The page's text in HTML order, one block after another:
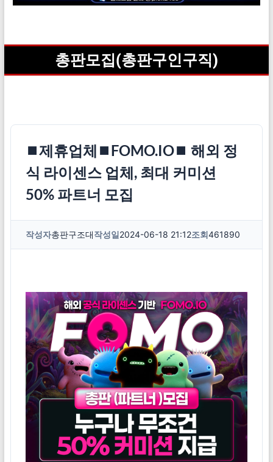
총판모집(총판구인구직)
⏹제휴업체⏹FOMO.IO⏹ 해외 정
식 라이센스 업체, 최대 커미션
50% 파트너 모집
작성자총판구조대작성일2024-06-18 21:12조회461890